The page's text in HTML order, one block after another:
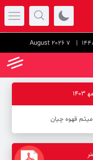
| 7 August 2026
قهوه چیان